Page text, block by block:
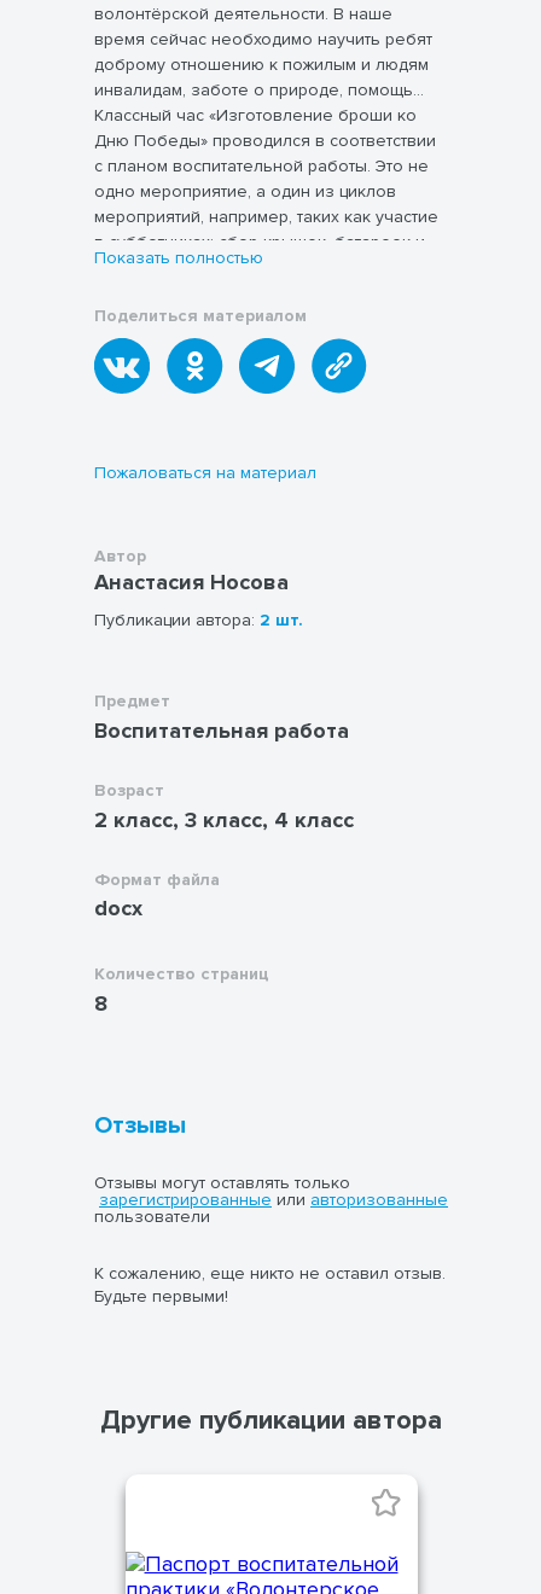
волонтёрской деятельности. В наше
время сейчас необходимо научить ребят
доброму отношению к пожилым и людям
инвалидам, заботе о природе, помощь
слабым и беззащитным.
Классный час «Изготовление броши ко
Дню Победы» проводился в соответствии
с планом воспитательной работы. Это не
одно мероприятие, а один из циклов
мероприятий, например, таких как участие
в субботниках; сбор крышек, батареек и
макулатуры; подарки ветеранам
Сделанные вручную вещи высоко ценятся
благодаря им, развивается творчество и
воображение. Настенные украшения,
забавные игрушки, детские игры,
сувениры и сюрпризы – все это можно
детей младшего школьного возраста (7-10
методической разработке подобраны с
учетом возрастных особенностей
Показать полностью
Поделиться материалом
Пожаловаться на материал
Автор
Анастасия Носова
Публикации автора: 2 шт.
Предмет
Воспитательная работа
Возраст
2 класс, 3 класс, 4 класс
Формат файла
docx
Количество страниц
8
Отзывы
Отзывы могут оставлять только
зарегистрированные или авторизованные
пользователи
К сожалению, еще никто не оставил отзыв.
Будьте первыми!
Другие публикации автора